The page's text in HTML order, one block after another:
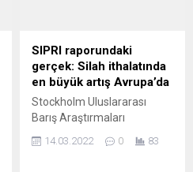
Lazio’da yüzde 37,2 ve
Lombardiya’da yüzde 41,6
ile...
SIPRI raporundaki
gerçek: Silah ithalatında
en büyük artış Avrupa’da
Stockholm Uluslararası
Barış Araştırmaları
silah transferine ilişkin yeni
14.03.2022 0 83